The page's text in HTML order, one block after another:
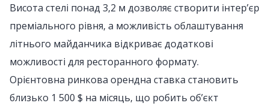
Висота стелі понад 3,2 м дозволяє створити інтер’єр
преміального рівня, а можливість облаштування
літнього майданчика відкриває додаткові
можливості для ресторанного формату.
Орієнтовна ринкова орендна ставка становить
близько 1 500 $ на місяць, що робить об’єкт